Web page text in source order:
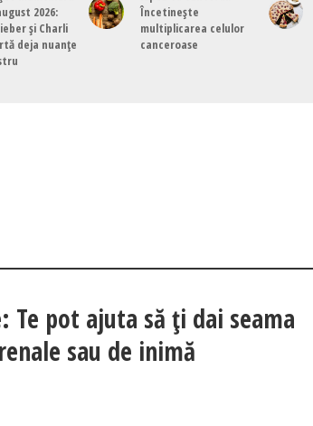
2026:
și Charli
deja nuanțe
Încetinește
multiplicarea celulor
canceroase
Te pot ajuta să ți dai seama
sau de inimă